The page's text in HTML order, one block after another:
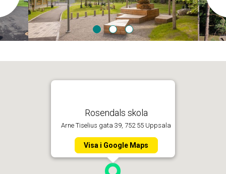
Bild
1
Bild
2
Bild
3
Rosendals skola
Arne Tiselius gata 39, 752 55 Uppsala
Visa i Google Maps